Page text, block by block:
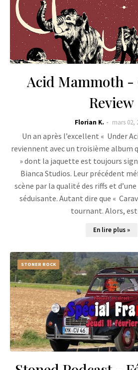
Acid Mammoth -
Review
Florian K. mars 02,
Un an après l’excellent « Under
reviennent avec un troisième album
» dont la jaquette est toujours
Bianca Studios. Leur précédent
scène par la qualité des riffs et
séduisante. Autant dire que «
tournant. Alors,
En lire plus »
STONER ROCK